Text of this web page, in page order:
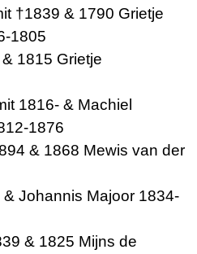
†1839 & 1790 Grietje
1805
1815 Grietje
1816- & Machiel
1876
& 1868 Mewis van der
Johannis Majoor 1834-
& 1825 Mijns de